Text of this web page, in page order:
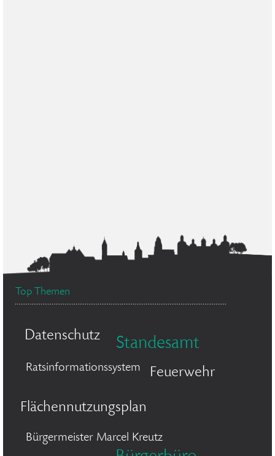
Top Themen
Datenschutz Standesamt
Ratsinformationssystem Feuerwehr
Flächennutzungsplan
Bürgermeister Marcel Kreutz